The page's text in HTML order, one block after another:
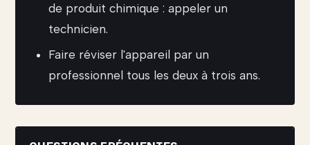
de produit chimique : appeler un
technicien.
Faire réviser l'appareil par un
professionnel tous les deux à trois ans.